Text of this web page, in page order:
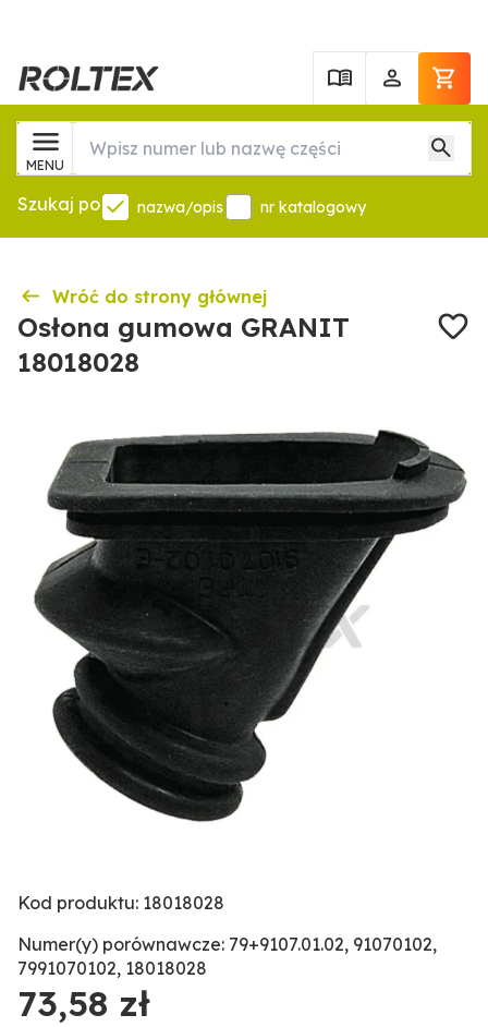
MENU
Szukaj po nazwa/opis nr katalogowy
Wróć do strony głównej
Osłona gumowa GRANIT
18018028
Kod produktu: 18018028
Numer(y) porównawcze: 79+9107.01.02, 91070102,
7991070102, 18018028
73,58 zł